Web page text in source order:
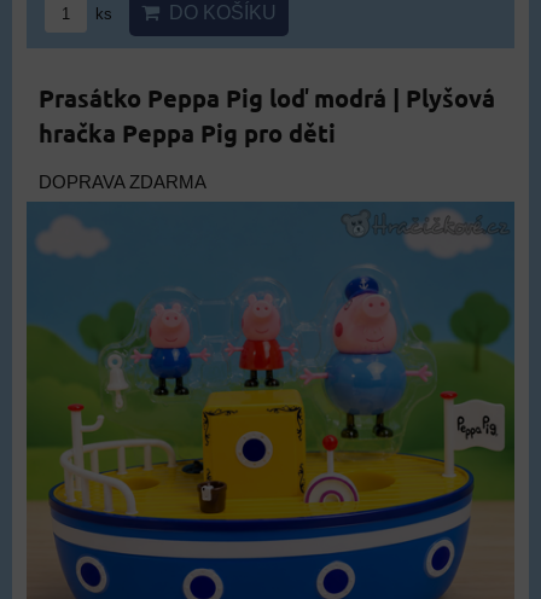
ks DO KOŠÍKU
Prasátko Peppa Pig loď modrá | Plyšová
hračka Peppa Pig pro děti
DOPRAVA ZDARMA